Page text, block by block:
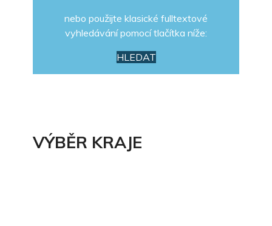
nebo použijte klasické fulltextové
vyhledávání pomocí tlačítka níže:
HLEDAT
VÝBĚR KRAJE